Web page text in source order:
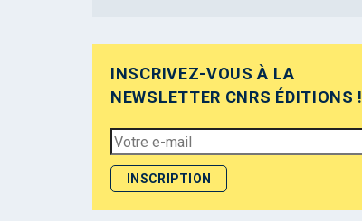
INSCRIVEZ-VOUS À LA
NEWSLETTER CNRS ÉDITIONS !